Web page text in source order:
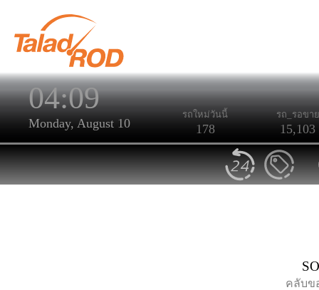
04:09
Monday, August 10
รถใหม่วันนี้
178
รถ_รอขาย
15,103
คลับข